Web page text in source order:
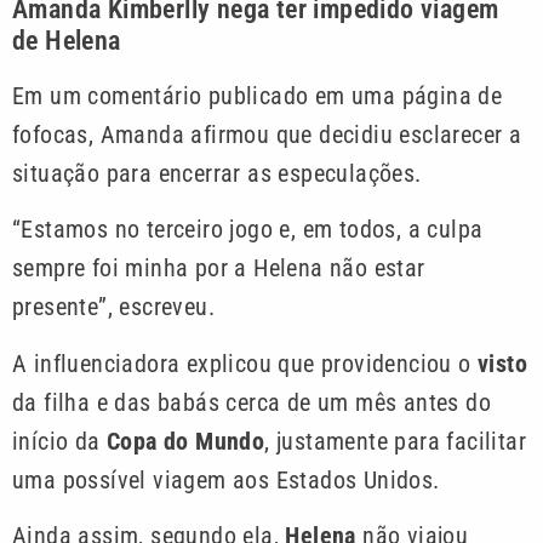
Amanda Kimberlly nega ter impedido viagem
de Helena
Em um comentário publicado em uma página de
fofocas, Amanda afirmou que decidiu esclarecer a
situação para encerrar as especulações.
“Estamos no terceiro jogo e, em todos, a culpa
sempre foi minha por a Helena não estar
presente”, escreveu.
A influenciadora explicou que providenciou o visto
da filha e das babás cerca de um mês antes do
início da Copa do Mundo, justamente para facilitar
uma possível viagem aos Estados Unidos.
Ainda assim, segundo ela, Helena não viajou